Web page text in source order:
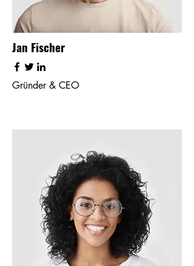
Jan Fischer
Gründer & CEO